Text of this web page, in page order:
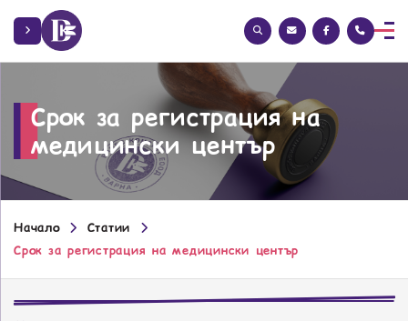
Срок за регистрация на
медицински център
Начало
Статии
Срок за регистрация на медицински център